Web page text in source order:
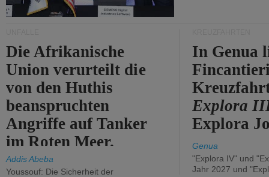
Die Afrikanische
Union verurteilt die
von den Huthis
beanspruchten
Angriffe auf Tanker
im Roten Meer.
Addis Abeba
Youssouf: Die Sicherheit der
In Genua
Explora
Explora
Genua
"Explora IV" und
Jahr 2027 und